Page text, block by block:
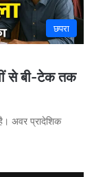
छपरा
से बी-टेक तक
अवर प्रादेशिक